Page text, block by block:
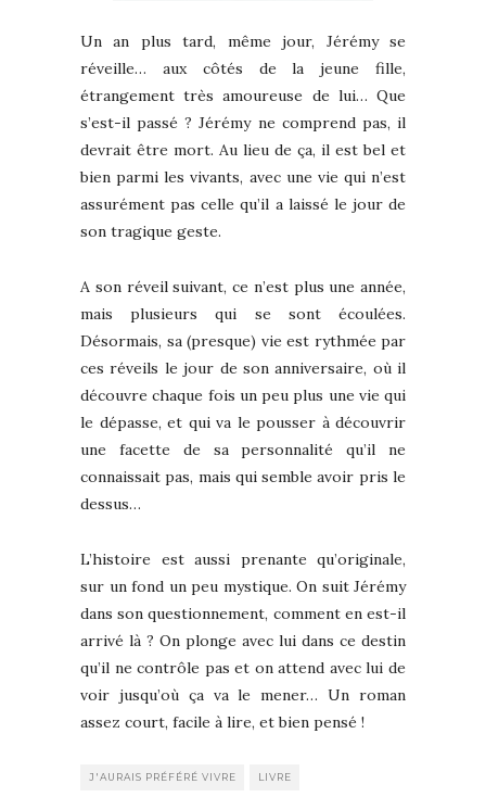
Un an plus tard, même jour, Jérémy se
réveille… aux côtés de la jeune fille,
étrangement très amoureuse de lui… Que
s’est-il passé ? Jérémy ne comprend pas, il
devrait être mort. Au lieu de ça, il est bel et
bien parmi les vivants, avec une vie qui n’est
assurément pas celle qu’il a laissé le jour de
son tragique geste.
A son réveil suivant, ce n’est plus une année,
mais plusieurs qui se sont écoulées.
Désormais, sa (presque) vie est rythmée par
ces réveils le jour de son anniversaire, où il
découvre chaque fois un peu plus une vie qui
le dépasse, et qui va le pousser à découvrir
une facette de sa personnalité qu’il ne
connaissait pas, mais qui semble avoir pris le
dessus…
L’histoire est aussi prenante qu’originale,
sur un fond un peu mystique. On suit Jérémy
dans son questionnement, comment en est-il
arrivé là ? On plonge avec lui dans ce destin
qu’il ne contrôle pas et on attend avec lui de
voir jusqu’où ça va le mener… Un roman
assez court, facile à lire, et bien pensé !
J'AURAIS PRÉFÉRÉ VIVRE LIVRE